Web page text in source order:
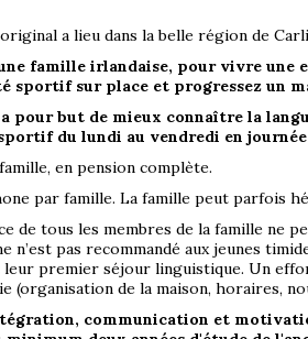
a lieu dans la belle région de
famille irlandaise, pour vivre une
sportif sur place et progressez un
a pour but de mieux connaître la
du lundi au vendredi en
en pension complète.
par famille. La famille peut parfois
de tous les membres de la famille ne
n’est pas recommandé aux jeunes
premier séjour linguistique. Un
(organisation de la maison, horaires,
communication et